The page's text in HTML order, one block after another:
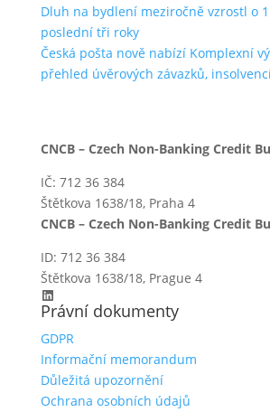
Dluh na bydlení meziročně vzrostl o
poslední tři roky
Česká pošta nově nabízí Komplexní
přehled úvěrových závazků,
CNCB – Czech Non-Banking Credit
IČ: 712 36 384
Štětkova 1638/18, Praha 4
CNCB – Czech Non-Banking Credit
ID: 712 36 384
Štětkova 1638/18, Prague 4
LinkedIn
Právní dokumenty
GDPR
Informační memorandum
Důležitá upozornění
Ochrana osobních údajů